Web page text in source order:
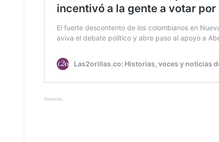
Anuncios.